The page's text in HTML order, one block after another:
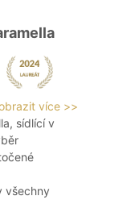
více >>
sídlící v
všechny